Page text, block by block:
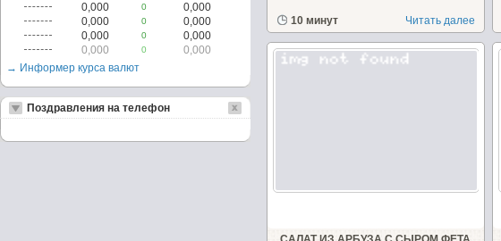
10 минут Читать далее
0,000
0
0,000
0,000
0
0,000
0,000
0
0,000
0,000
0
0,000
→ Информер курса валют
Поздравления на телефон